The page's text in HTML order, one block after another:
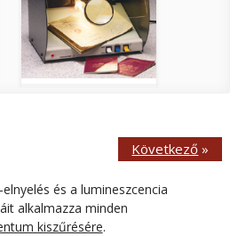
Következő »
és a lumineszcencia
alkalmazza minden
kiszűrésére.